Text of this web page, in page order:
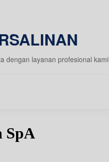
dengan layanan profesional kami
SpA